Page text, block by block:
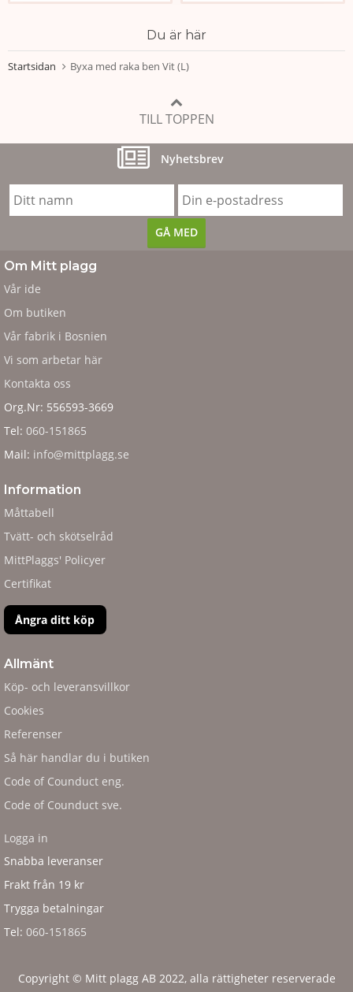
Du är här
Startsidan Byxa med raka ben Vit (L)
TILL TOPPEN
Nyhetsbrev
Om Mitt plagg
Vår ide
Om butiken
Vår fabrik i Bosnien
Vi som arbetar här
Kontakta oss
Org.Nr: 556593-3669
Tel: 060-151865
Mail: info@mittplagg.se
Information
Måttabell
Tvätt- och skötselråd
MittPlaggs' Policyer
Certifikat
Ångra ditt köp
Allmänt
Köp- och leveransvillkor
Cookies
Referenser
Så här handlar du i butiken
Code of Counduct eng.
Code of Counduct sve.
Logga in
Snabba leveranser
Frakt från 19 kr
Trygga betalningar
Tel: 060-151865
Copyright © Mitt plagg AB 2022, alla rättigheter reserverade